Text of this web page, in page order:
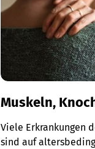
Muskeln,
Viele Erkrankungen
sind auf